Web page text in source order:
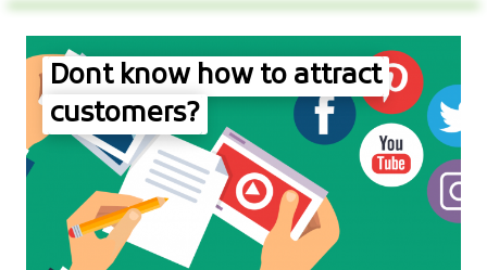
Dont know how to attract
customers?